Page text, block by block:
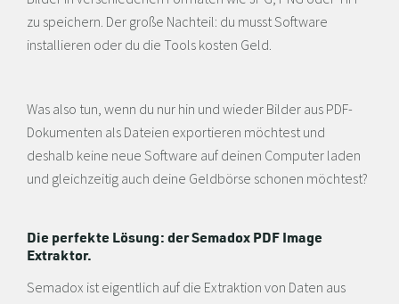
zu speichern. Der große Nachteil: du musst Software
installieren oder du die Tools kosten Geld.
Was also tun, wenn du nur hin und wieder Bilder aus PDF-
Dokumenten als Dateien exportieren möchtest und
deshalb keine neue Software auf deinen Computer laden
und gleichzeitig auch deine Geldbörse schonen möchtest?
Die perfekte Lösung: der Semadox PDF Image
Extraktor.
Semadox ist eigentlich auf die Extraktion von Daten aus